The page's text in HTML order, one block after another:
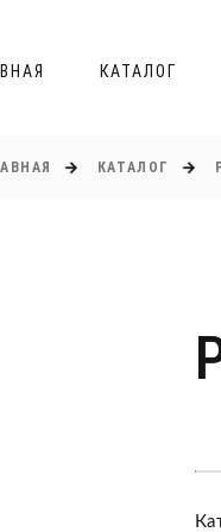
КАТАЛОГ
КАТАЛОГ